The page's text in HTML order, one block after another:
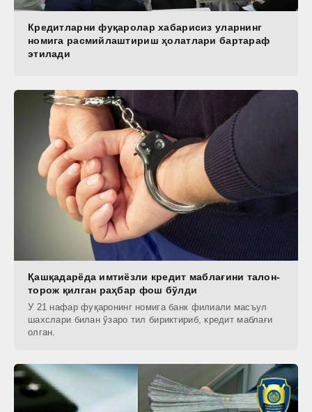
Кредитларни фуқаролар хабарисиз уларнинг
номига расмийлаштириш ҳолатлари бартараф
этилади
Қашқадарёда имтиёзли кредит маблағини талон-
торож қилган раҳбар фош бўлди
У 21 нафар фуқаронинг номига банк филиали масъул
шахслари билан ўзаро тил бириктириб, кредит маблағи
олган.